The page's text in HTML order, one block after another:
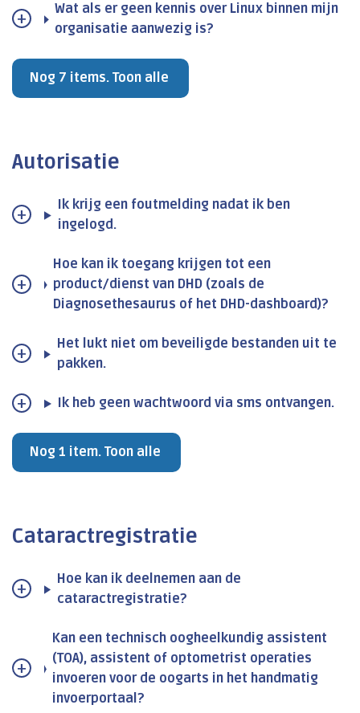
Wat als er geen kennis over Linux binnen mijn
organisatie aanwezig is?
Nog 7 items. Toon alle
Autorisatie
Ik krijg een foutmelding nadat ik ben
ingelogd.
Hoe kan ik toegang krijgen tot een
product/dienst van DHD (zoals de
Diagnosethesaurus of het DHD-dashboard)?
Het lukt niet om beveiligde bestanden uit te
pakken.
Ik heb geen wachtwoord via sms ontvangen.
Nog 1 item. Toon alle
Cataractregistratie
Hoe kan ik deelnemen aan de
cataractregistratie?
Kan een technisch oogheelkundig assistent
(TOA), assistent of optometrist operaties
invoeren voor de oogarts in het handmatig
invoerportaal?